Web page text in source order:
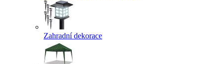
Zahradní dekorace